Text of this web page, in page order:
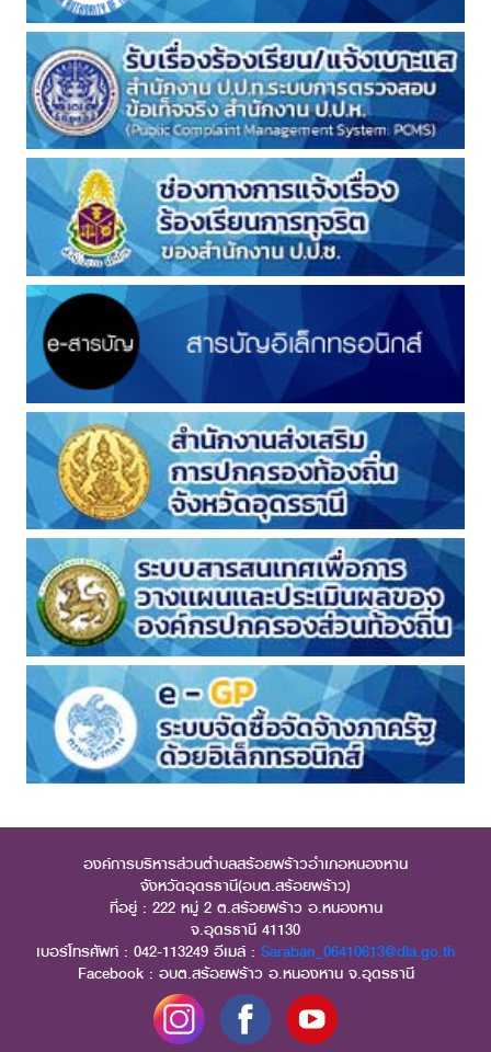
องค์การบริหารส่วนตำบลสร้อยพร้าวอำเภอหนองหาน
จังหวัดอุดรธานี(อบต.สร้อยพร้าว)
ที่อยู่ : 222 หมู่ 2 ต.สร้อยพร้าว อ.หนองหาน
จ.อุดรธานี 41130
เบอร์โทรศัพท์ : 042-113249 อีเมล์ : Saraban_06410613@dla.go.th
Facebook : อบต.สร้อยพร้าว อ.หนองหาน จ.อุดรธานี